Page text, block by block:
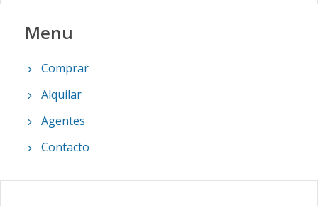
Menu
Comprar
Alquilar
Agentes
Contacto